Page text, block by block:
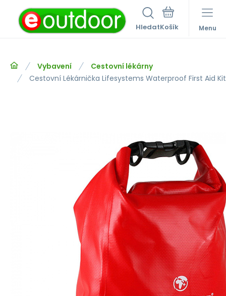
Hledat Menu
Vybavení
Cestovní lékárny
Cestovní Lékárnička Lifesystems Waterproof First Aid Kit